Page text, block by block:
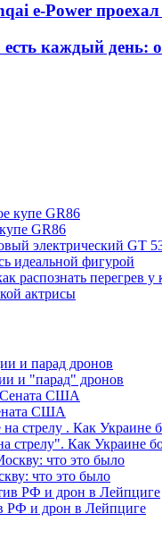
e-Power
каждый день:
GR86
электрический GT
идеальной фигурой
распознать перегрев
актрисы
и "парад" дронов
США
стрелу". Как Украине
что это было
РФ и дрон в Лейпциге